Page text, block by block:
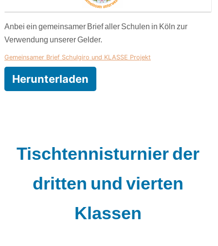
Anbei ein gemeinsamer Brief aller Schulen in Köln zur
Verwendung unserer Gelder.
Gemeinsamer Brief Schulgiro und KLASSE Projekt
Herunterladen
Tischtennisturnier der
dritten und vierten
Klassen